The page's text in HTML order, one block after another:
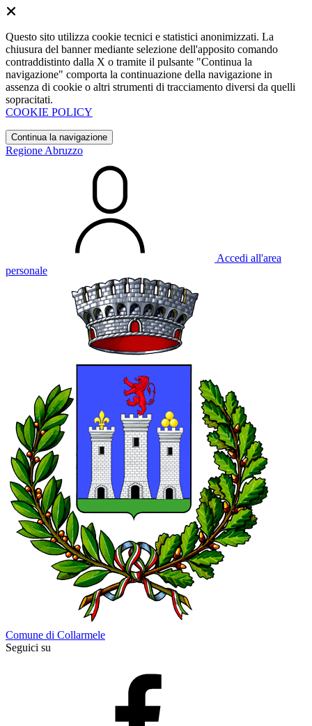
Questo sito utilizza cookie tecnici e statistici anonimizzati. La
chiusura del banner mediante selezione dell'apposito comando
contraddistinto dalla X o tramite il pulsante "Continua la
navigazione" comporta la continuazione della navigazione in
assenza di cookie o altri strumenti di tracciamento diversi da quelli
sopracitati.
COOKIE POLICY
Continua la navigazione
Regione Abruzzo
Accedi all'area
personale
Comune di Collarmele
Seguici su